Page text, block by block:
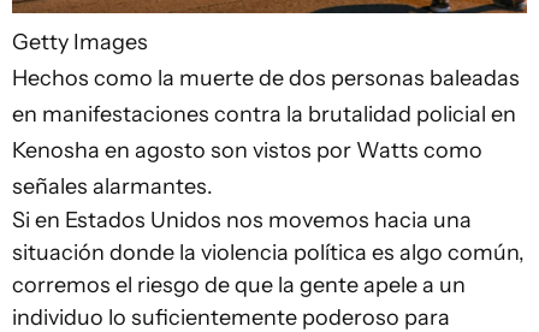
Getty Images
Hechos como la muerte de dos personas baleadas
en manifestaciones contra la brutalidad policial en
Kenosha en agosto son vistos por Watts como
señales alarmantes.
Si en Estados Unidos nos movemos hacia una
situación donde la violencia política es algo común,
corremos el riesgo de que la gente apele a un
individuo lo suficientemente poderoso para